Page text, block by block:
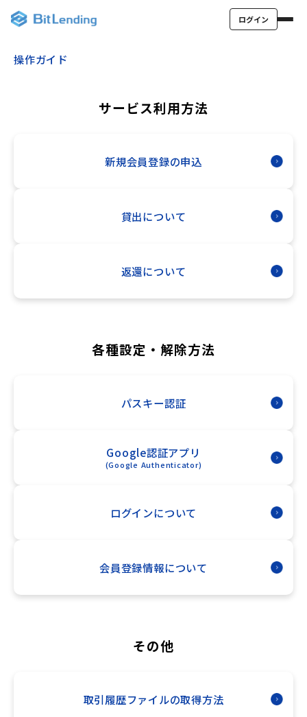
ログイン
操作ガイド
サービス利用方法
新規会員登録の申込
貸出について
返還について
各種設定・解除方法
パスキー認証
Google認証アプリ
(Google Authenticator)
ログインについて
会員登録情報について
その他
取引履歴ファイルの取得方法